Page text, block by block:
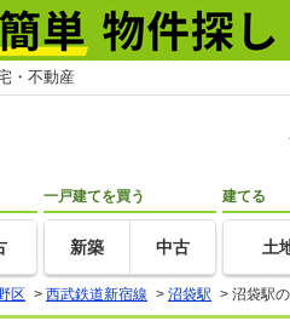
・不動産
一戸建てを買う
新築 中古
建てる
土
区 > 西武鉄道新宿線 > 沼袋駅 > 沼袋駅